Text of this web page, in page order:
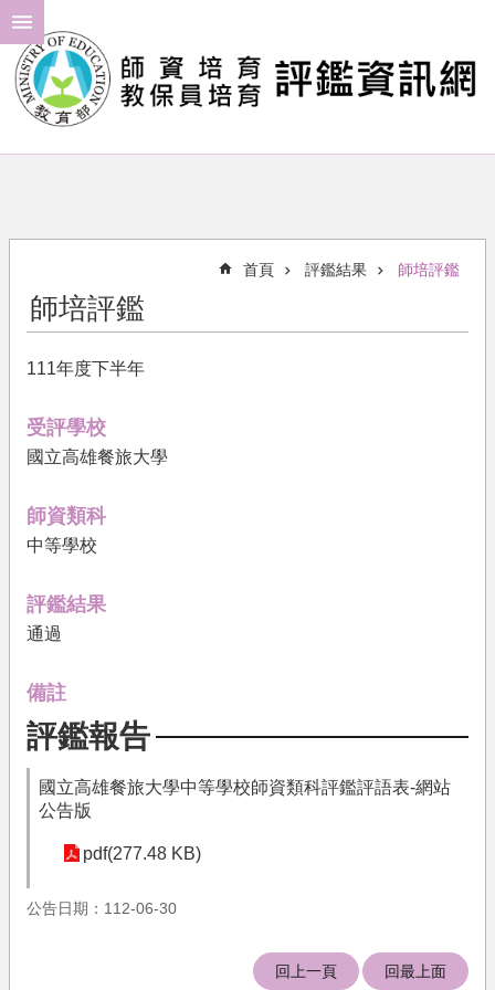
跳到主要內容區塊
進
階
搜
尋
新
年
計
評
鑑
果
文
下
載
育
機
構
相
關
於
首頁 評鑑結果 師培評鑑
師培評鑑
111年度下半年
受評學校
國立高雄餐旅大學
師資類科
中等學校
評鑑結果
通過
備註
評鑑報告
國立高雄餐旅大學中等學校師資類科評鑑評語表-網站
公告版
pdf(277.48 KB)
公告日期：112-06-30
回上一頁 回最上面